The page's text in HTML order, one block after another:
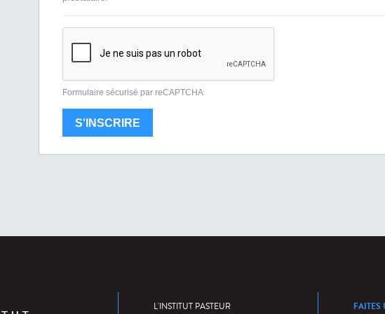
L'INSTITUT PASTEUR